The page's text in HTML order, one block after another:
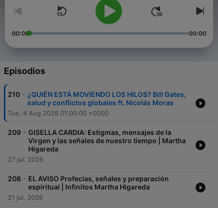
00:00 00:00
Episodios
210 - ¿QUIÉN ESTÁ MOVIENDO LOS HILOS? Bill Gates,
salud y conflictos globales ft. Nicolás Moras
Tue, 4 Aug 2026 01:00:00 +0000
209 - GISELLA CARDIA: Estigmas, mensajes de la
Virgen y las señales de nuestro tiempo | Martha
Higareda
27 jul. 2026
208 - EL AVISO Profecías, señales y preparación
espiritual | Infinitos Martha Higareda
21 jul. 2026